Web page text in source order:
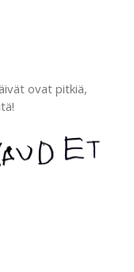
ovat pitkiä,